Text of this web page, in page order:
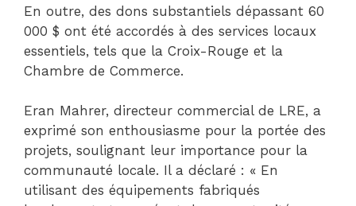
En outre, des dons substantiels dépassant 60
000 $ ont été accordés à des services locaux
essentiels, tels que la Croix-Rouge et la
Chambre de Commerce.
Eran Mahrer, directeur commercial de LRE, a
exprimé son enthousiasme pour la portée des
projets, soulignant leur importance pour la
communauté locale. Il a déclaré : « En
utilisant des équipements fabriqués